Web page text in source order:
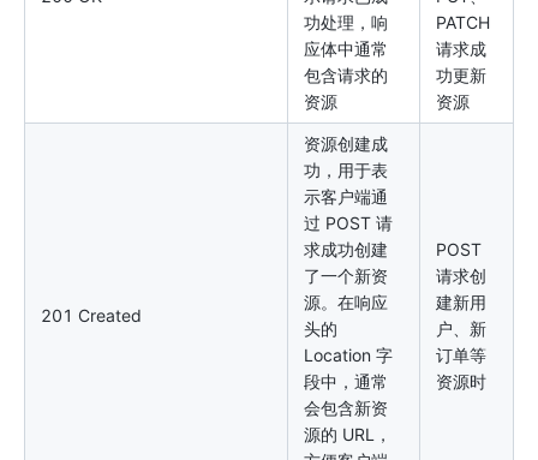
功处理，响
应体中通常
包含请求的
资源
PATCH
请求成
功更新
资源
201 Created
资源创建成
功，用于表
示客户端通
过 POST 请
求成功创建
了一个新资
源。在响应
头的
Location 字
段中，通常
会包含新资
源的 URL，
POST
请求创
建新用
户、新
订单等
资源时